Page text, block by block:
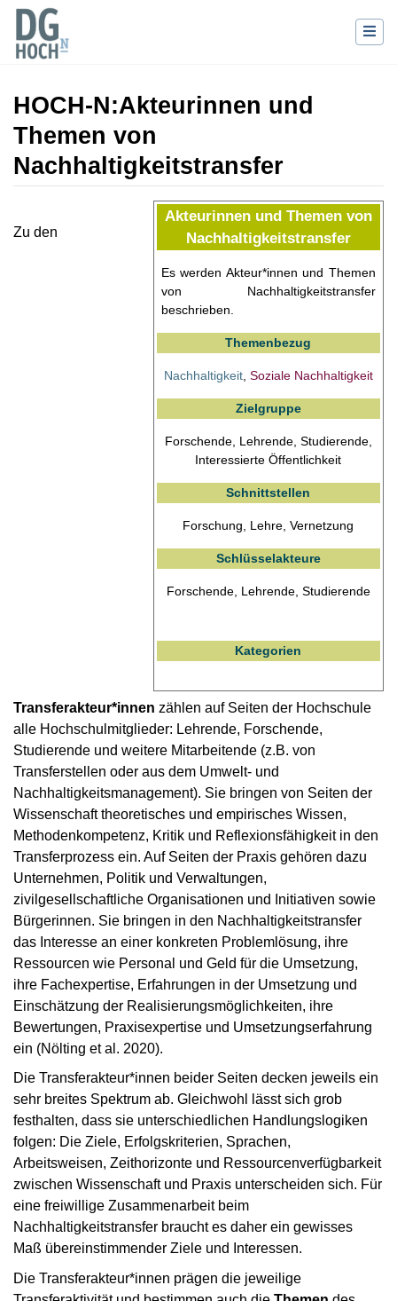
HOCH-N:Akteurinnen und
Themen von
Nachhaltigkeitstransfer
, Suche
Akteurinnen und Themen von
Nachhaltigkeitstransfer
Es werden Akteur*innen und Themen
von Nachhaltigkeitstransfer
beschrieben.
Themenbezug
Nachhaltigkeit, Soziale Nachhaltigkeit
Zielgruppe
Forschende, Lehrende, Studierende,
Interessierte Öffentlichkeit
Schnittstellen
Forschung, Lehre, Vernetzung
Schlüsselakteure
Forschende, Lehrende, Studierende
Kategorien
Zu den
Transferakteur*innen zählen auf Seiten der Hochschule
alle Hochschulmitglieder: Lehrende, Forschende,
Studierende und weitere Mitarbeitende (z.B. von
Transferstellen oder aus dem Umwelt- und
Nachhaltigkeitsmanagement). Sie bringen von Seiten der
Wissenschaft theoretisches und empirisches Wissen,
Methodenkompetenz, Kritik und Reflexionsfähigkeit in den
Transferprozess ein. Auf Seiten der Praxis gehören dazu
Unternehmen, Politik und Verwaltungen,
zivilgesellschaftliche Organisationen und Initiativen sowie
Bürgerinnen. Sie bringen in den Nachhaltigkeitstransfer
das Interesse an einer konkreten Problemlösung, ihre
Ressourcen wie Personal und Geld für die Umsetzung,
ihre Fachexpertise, Erfahrungen in der Umsetzung und
Einschätzung der Realisierungsmöglichkeiten, ihre
Bewertungen, Praxisexpertise und Umsetzungserfahrung
ein (Nölting et al. 2020).
Die Transferakteur*innen beider Seiten decken jeweils ein
sehr breites Spektrum ab. Gleichwohl lässt sich grob
festhalten, dass sie unterschiedlichen Handlungslogiken
folgen: Die Ziele, Erfolgskriterien, Sprachen,
Arbeitsweisen, Zeithorizonte und Ressourcenverfügbarkeit
zwischen Wissenschaft und Praxis unterscheiden sich. Für
eine freiwillige Zusammenarbeit beim
Nachhaltigkeitstransfer braucht es daher ein gewisses
Maß übereinstimmender Ziele und Interessen.
Die Transferakteur*innen prägen die jeweilige